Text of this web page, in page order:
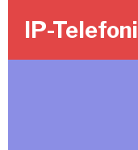
IP-Telefoni